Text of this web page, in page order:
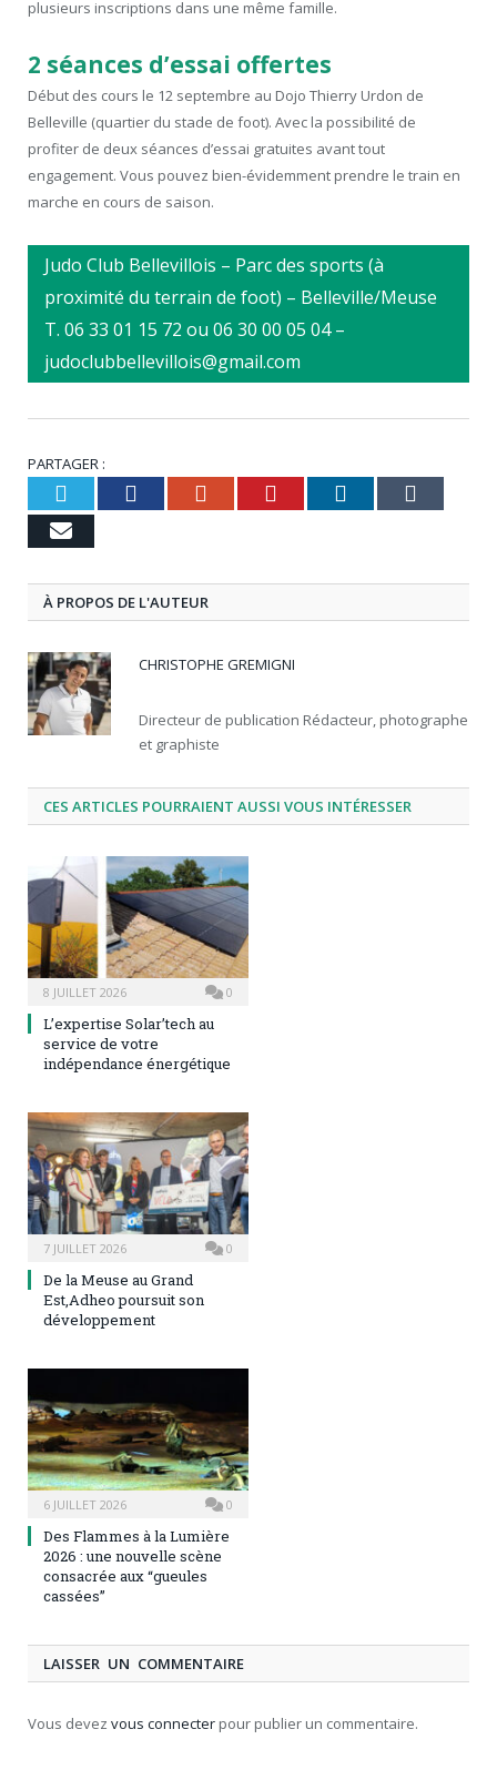
plusieurs inscriptions dans une même famille.
2 séances d’essai offertes
Début des cours le 12 septembre au Dojo Thierry Urdon de
Belleville (quartier du stade de foot). Avec la possibilité de
profiter de deux séances d’essai gratuites avant tout
engagement. Vous pouvez bien-évidemment prendre le train en
marche en cours de saison.
Judo Club Bellevillois – Parc des sports (à
proximité du terrain de foot) – Belleville/Meuse
T. 06 33 01 15 72 ou 06 30 00 05 04 –
judoclubbellevillois@gmail.com
PARTAGER :
TwitterFacebookGoogle+Pinterest
LinkedIn
Email
À PROPOS DE L'AUTEUR
CHRISTOPHE GREMIGNI
Directeur de publication Rédacteur, photographe
et graphiste
CES ARTICLES POURRAIENT AUSSI VOUS INTÉRESSER
8 JUILLET 2026 0
L’expertise Solar’tech au
service de votre
indépendance énergétique
7 JUILLET 2026 0
De la Meuse au Grand
Est,Adheo poursuit son
développement
6 JUILLET 2026 0
Des Flammes à la Lumière
2026 : une nouvelle scène
consacrée aux “gueules
cassées”
LAISSER UN COMMENTAIRE
Vous devez vous connecter pour publier un commentaire.